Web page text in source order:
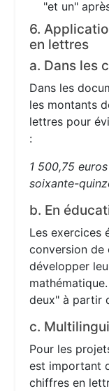
"et un"
6.
en lettres
a. Dans les
Dans les
les montants
lettres pour
:
1 500,75
soixante-
b. En
Les exercices
conversion de
développer
deux" à partir
c.
Pour les
est important
chiffres en